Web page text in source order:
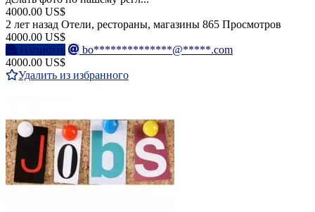
4000.00 US$
2 лет назад Отели, рестораны, магазины 865 Просмотров
4000.00 US$
Написать
bo**************@*****.com
4000.00 US$
Удалить из избранного